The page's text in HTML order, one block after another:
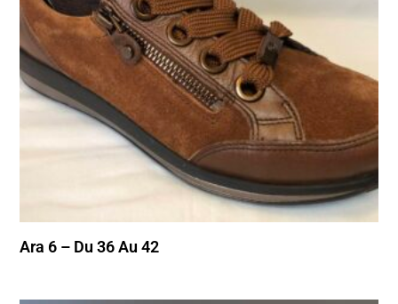
Ara 6 – Du 36 Au 42